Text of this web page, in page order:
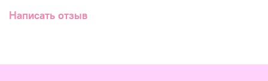
Написать отзыв